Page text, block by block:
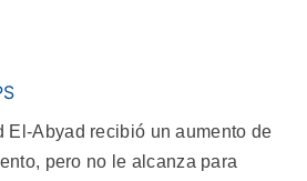
El-Abyad recibió un aumento de
pero no le alcanza para